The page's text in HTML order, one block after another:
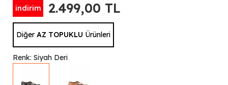
indirim 2.499,00 TL
Diğer AZ TOPUKLU Ürünleri
Renk: Siyah Deri